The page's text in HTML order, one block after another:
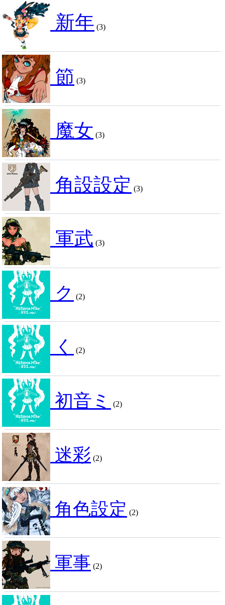
新年 (3)
節 (3)
魔女 (3)
角設設定 (3)
軍武 (3)
ク (2)
く (2)
初音ミ (2)
迷彩 (2)
角色設定 (2)
軍事 (2)